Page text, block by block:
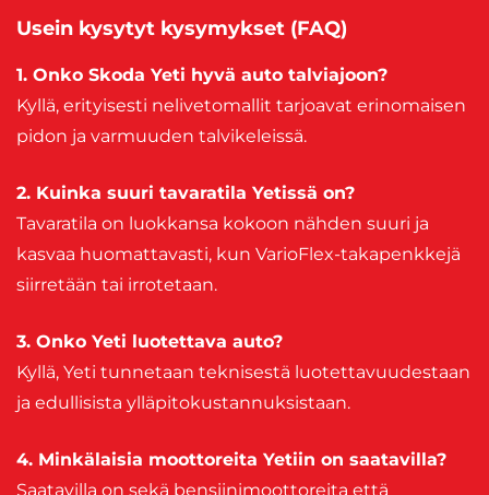
Usein kysytyt kysymykset (FAQ)
1. Onko Skoda Yeti hyvä auto talviajoon?
Kyllä, erityisesti nelivetomallit tarjoavat erinomaisen
pidon ja varmuuden talvikeleissä.
2. Kuinka suuri tavaratila Yetissä on?
Tavaratila on luokkansa kokoon nähden suuri ja
kasvaa huomattavasti, kun VarioFlex-takapenkkejä
siirretään tai irrotetaan.
3. Onko Yeti luotettava auto?
Kyllä, Yeti tunnetaan teknisestä luotettavuudestaan
ja edullisista ylläpitokustannuksistaan.
4. Minkälaisia moottoreita Yetiin on saatavilla?
Saatavilla on sekä bensiinimoottoreita että